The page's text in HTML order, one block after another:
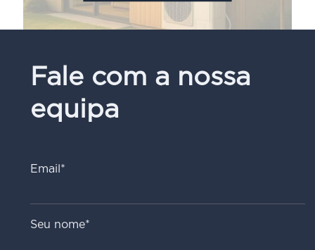
Fale com a nossa
equipa
Email*
Seu nome*